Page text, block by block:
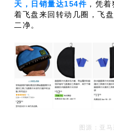
天，日销量达154件 ，凭
着飞盘来回转动几圈，飞
二净。
图源：亚